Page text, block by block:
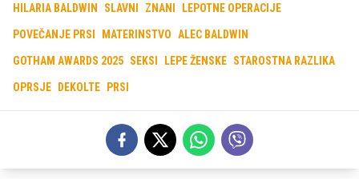
HILARIA BALDWIN SLAVNI ZNANI LEPOTNE OPERACIJE
POVEČANJE PRSI MATERINSTVO ALEC BALDWIN
GOTHAM AWARDS 2025 SEKSI LEPE ŽENSKE STAROSTNA RAZLIKA
OPRSJE DEKOLTE PRSI